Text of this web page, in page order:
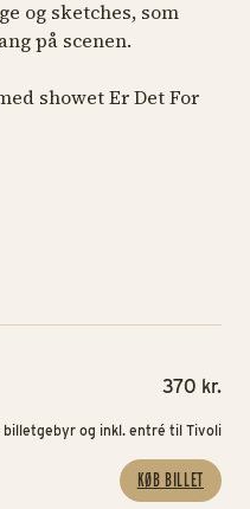
og sketches, som
på scenen.
showetEr Det For
370 kr.
billetgebyr og inkl. entré til Tivoli
KØB BILLET